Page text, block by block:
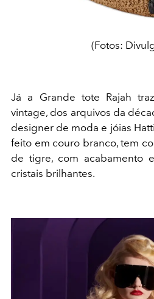
(Fotos:
Já a Grande tote Rajah
vintage, dos arquivos da
designer de moda e jóias
feito em couro branco, tem
de tigre, com acabamento
cristais brilhantes.